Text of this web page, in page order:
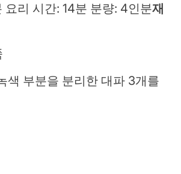
요리 시간: 14분 분량: 4인분재
색 부분을 분리한 대파 3개를